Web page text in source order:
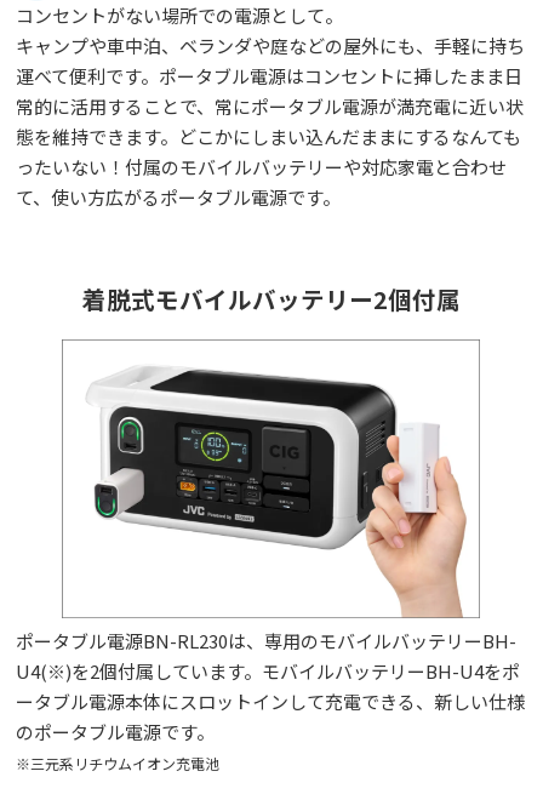
コンセントがない場所での電源として。
キャンプや車中泊、ベランダや庭などの屋外にも、手軽に持ち
運べて便利です。ポータブル電源はコンセントに挿したまま日
常的に活用することで、常にポータブル電源が満充電に近い状
態を維持できます。どこかにしまい込んだままにするなんても
ったいない！付属のモバイルバッテリーや対応家電と合わせ
て、使い方広がるポータブル電源です。
着脱式モバイルバッテリー2個付属
ポータブル電源BN-RL230は、専用のモバイルバッテリーBH-
U4(※)を2個付属しています。モバイルバッテリーBH-U4をポ
ータブル電源本体にスロットインして充電できる、新しい仕様
のポータブル電源です。
※三元系リチウムイオン充電池